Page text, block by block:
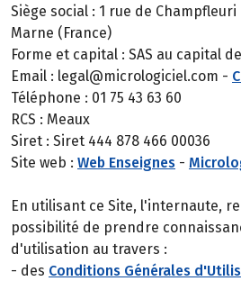
Siège social : 1 rue de Champfleuri
Marne (France)
Forme et capital : SAS au capital
Email : legal@micrologiciel.com -
Téléphone : 01 75 43 63 60
RCS : Meaux
Siret : Siret 444 878 466 00036
Site web : Web Enseignes -
En utilisant ce Site, l'internaute,
possibilité de prendre
d'utilisation au travers :
- des Conditions Générales